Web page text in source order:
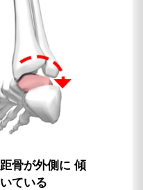
距骨が外側に 傾
いている